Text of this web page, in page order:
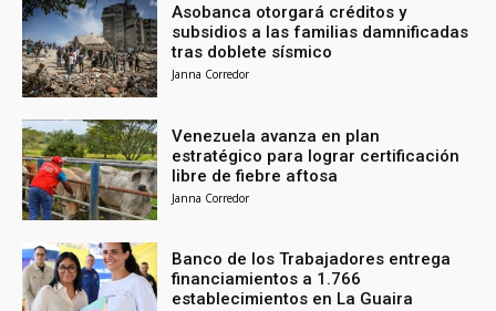
Asobanca otorgará créditos y
subsidios a las familias damnificadas
tras doblete sísmico
Janna Corredor
Venezuela avanza en plan
estratégico para lograr certificación
libre de fiebre aftosa
Janna Corredor
Banco de los Trabajadores entrega
financiamientos a 1.766
establecimientos en La Guaira